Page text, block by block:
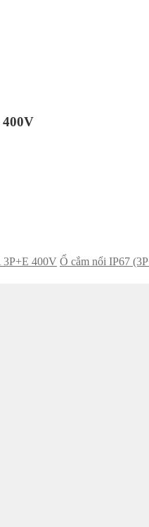
3P+E 400V Ổ cắm nổi IP67